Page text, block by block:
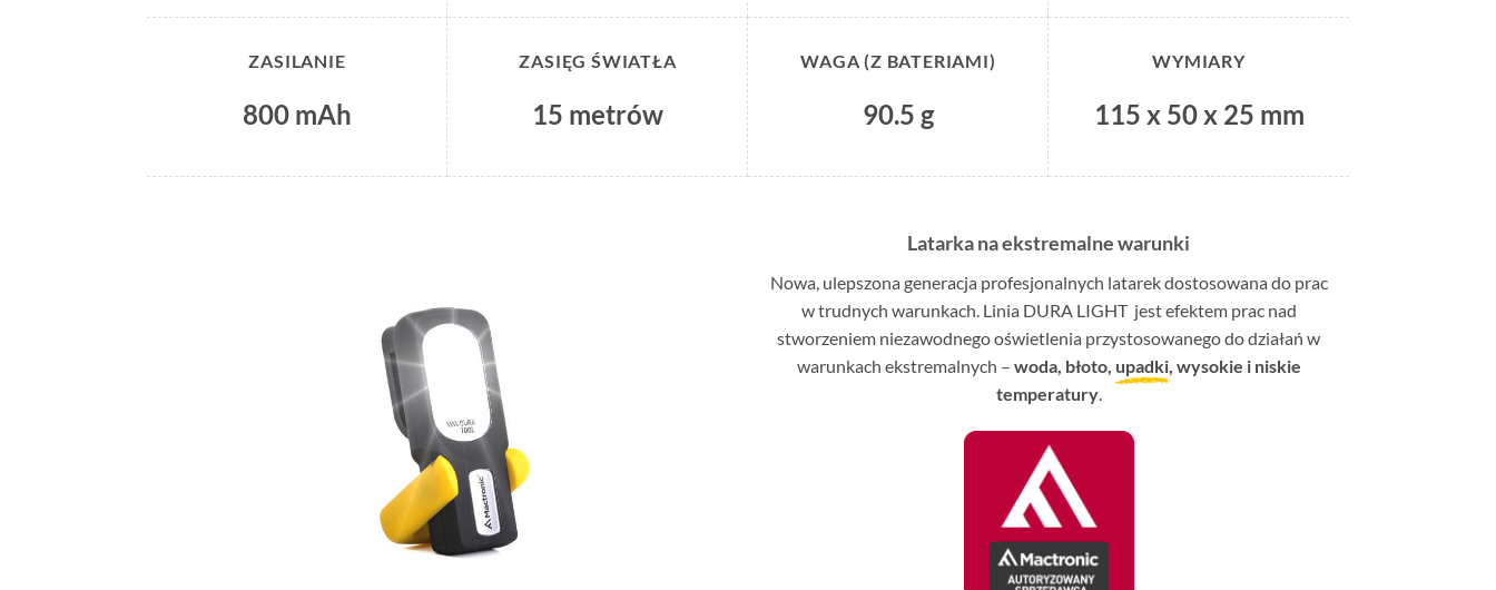
ZASILANIE
800 mAh
ZASIĘG ŚWIATŁA
15 metrów
WAGA (Z BATERIAMI)
90.5 g
WYMIARY
115 x 50 x 25 mm
Latarka na ekstremalne warunki
Nowa, ulepszona generacja profesjonalnych latarek dostosowana do prac
w trudnych warunkach. Linia DURA LIGHT jest efektem prac nad
stworzeniem niezawodnego oświetlenia przystosowanego do działań w
warunkach ekstremalnych – woda, błoto, upadki, wysokie i niskie
temperatury.